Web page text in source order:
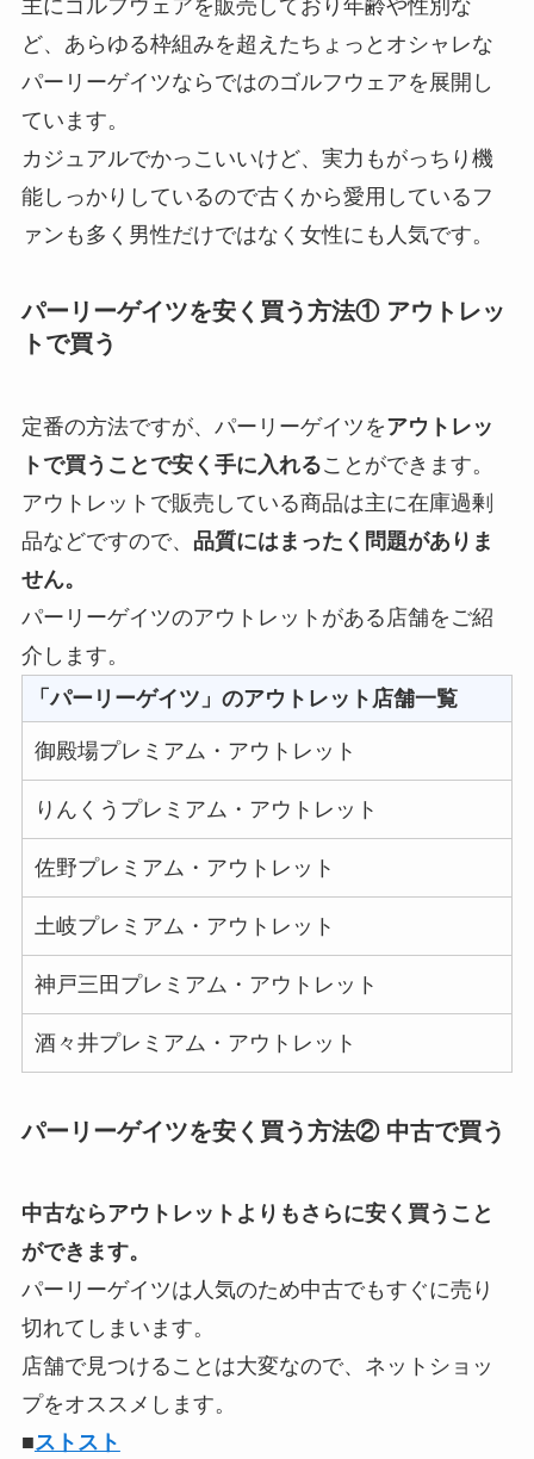
主にゴルフウェアを販売しており年齢や性別な
ど、あらゆる枠組みを超えたちょっとオシャレな
パーリーゲイツならではのゴルフウェアを展開し
ています。
カジュアルでかっこいいけど、実力もがっちり機
能しっかりしているので古くから愛用しているフ
ァンも多く男性だけではなく女性にも人気です。
パーリーゲイツを安く買う方法① アウトレッ
トで買う
定番の方法ですが、パーリーゲイツをアウトレッ
トで買うことで安く手に入れることができます。
アウトレットで販売している商品は主に在庫過剰
品などですので、 品質にはまったく問題がありま
せん。
パーリーゲイツのアウトレットがある店舗をご紹
介します。
「パーリーゲイツ」のアウトレット店舗一覧
御殿場プレミアム・アウトレット
りんくうプレミアム・アウトレット
佐野プレミアム・アウトレット
土岐プレミアム・アウトレット
神戸三田プレミアム・アウトレット
酒々井プレミアム・アウトレット
パーリーゲイツを安く買う方法② 中古で買う
中古ならアウトレットよりもさらに安く買うこと
ができます。
パーリーゲイツは人気のため中古でもすぐに売り
切れてしまいます。
店舗で見つけることは大変なので、ネットショッ
プをオススメします。
■ストスト